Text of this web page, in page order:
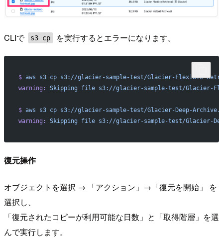
CLIで s3 cp を実行するとエラーになります。
$ aws s3 cp s3://glacier-sample-test/Glacier-Flexible-
warning:
Skipping file s3://glacier-sample-test/Glacier-
$ aws s3 cp s3://glacier-sample-test/Glacier-Deep-
warning:
Skipping file s3://glacier-sample-test/Glacier-
復元操作
オブジェクトを選択 → 「アクション」→「復元を開始」 を
選択し、
「復元されたコピーが利用可能な日数」と「取得階層」を選
んで実行します。